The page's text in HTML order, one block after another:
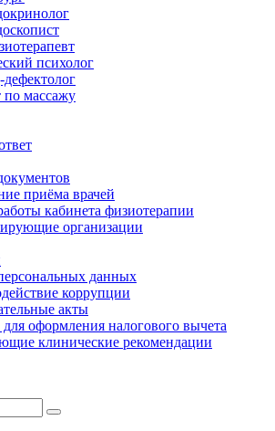
психолог
по массажу
приёма врачей
кабинета физиотерапии
организации
данных
коррупции
акты
оформления налогового вычета
клинические рекомендации